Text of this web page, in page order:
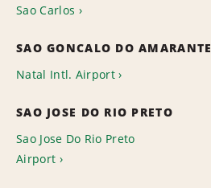
Sao Carlos
SAO GONCALO DO AMARANTE
Natal Intl. Airport
SAO JOSE DO RIO PRETO
Sao Jose Do Rio Preto
Airport